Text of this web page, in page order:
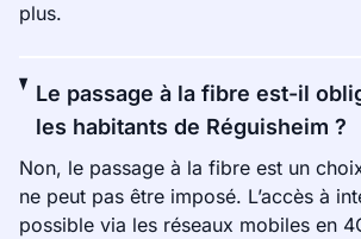
plus.
Le passage à la fibre est-il
les habitants de Réguisheim ?
Non, le passage à la fibre est un
ne peut pas être imposé. L’accès à
possible via les réseaux mobiles en